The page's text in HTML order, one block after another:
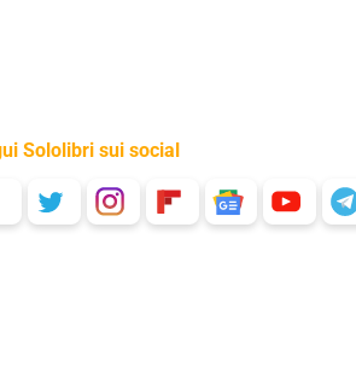
Sololibri sui social